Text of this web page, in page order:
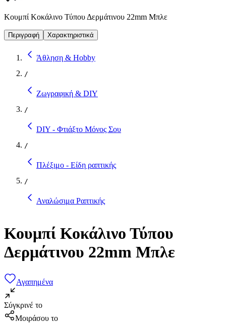
Κουμπί Κοκάλινο Τύπου Δερμάτινου 22mm Μπλε
Περιγραφή Χαρακτηριστικά
Άθληση & Hobby
/
Ζωγραφική & DIY
/
DIY - Φτιάξτο Μόνος Σου
/
Πλέξιμο - Είδη ραπτικής
/
Αναλώσιμα Ραπτικής
Κουμπί Κοκάλινο Τύπου
Δερμάτινου 22mm Μπλε
Αγαπημένα
Σύγκρινέ το
Μοιράσου το